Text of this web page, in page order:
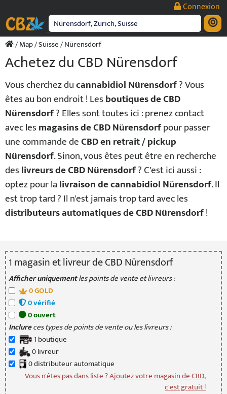
contenu
Connexion
/Map/Suisse/ Nürensdorf
Achetez du CBD Nürensdorf
Vous cherchez ducannabidiol Nürensdorf? Vous
êtes au bon endroit ! Lesboutiques de CBD
Nürensdorf? Elles sont toutes ici : prenez contact
avec lesmagasins de CBD Nürensdorfpour passer
une commande deCBD en retrait / pickup
Nürensdorf. Sinon, vous êtes peut être en recherche
deslivreurs de CBD Nürensdorf? C'est ici aussi :
optez pour lalivraison de cannabidiol Nürensdorf. Il
est trop tard ? Il n'est jamais trop tard avec les
distributeurs automatiques de CBD Nürensdorf!
1 magasinet livreurde CBD Nürensdorf
Afficher uniquementles points de vente et livreurs :
0GOLD
0vérifié
0ouvert
Inclureces types de points de vente ou les livreurs :
1 boutique
0livreur
0distributeurautomatique
Vous n'êtes pas dans liste ?Ajoutez votre magasin de CBD,
c'est gratuit !